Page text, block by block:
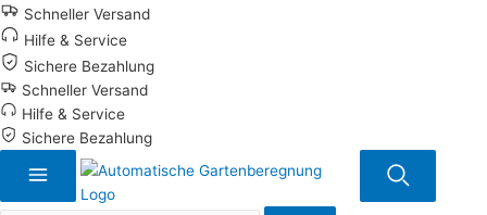
Zum
Inhalt
springen
Schneller Versand
Hilfe & Service
Sichere Bezahlung
Schneller Versand
Hilfe & Service
Sichere Bezahlung